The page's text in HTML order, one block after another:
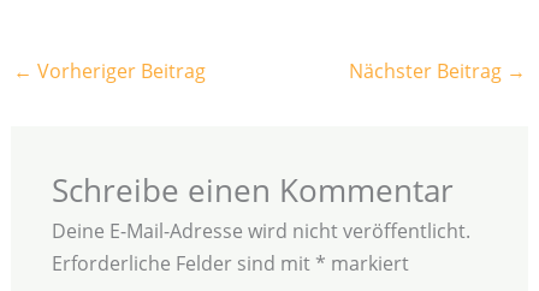
← Vorheriger Beitrag Nächster Beitrag →
Schreibe einen Kommentar
Deine E-Mail-Adresse wird nicht veröffentlicht.
Erforderliche Felder sind mit * markiert